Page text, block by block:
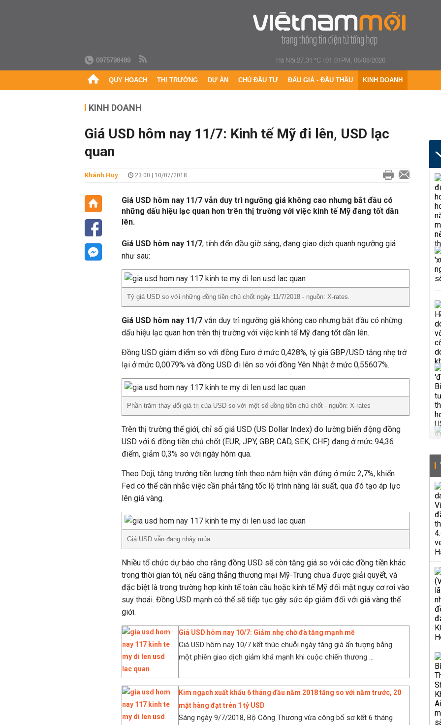
0975798489 Hà Nội 27.31 °C|01:01PM, 06/08/2026
QUY HOẠCH THỊ TRƯỜNG DỰ ÁN CHỦ ĐẦU TƯ ĐẤU GIÁ - ĐẤU THẦU KINH DOANH
KINH DOANH
Giá USD hôm nay 11/7: Kinh tế Mỹ đi lên, USD lạc
quan
Khánh Huy 23:00 | 10/07/2018
Giá USD hôm nay 11/7 vẫn duy trì ngưỡng giá không cao nhưng bắt đầu có
những dấu hiệu lạc quan hơn trên thị trường với việc kinh tế Mỹ đang tốt dần
lên.
Giá USD hôm nay 11/7, tính đến đầu giờ sáng, đang giao dịch quanh ngưỡng giá
như sau:
Tỷ giá USD so với những đồng tiền chủ chốt ngày 11/7/2018 - nguồn: X-rates.
Giá USD hôm nay 11/7 vẫn duy trì ngưỡng giá không cao nhưng bắt đầu có những
dấu hiệu lạc quan hơn trên thị trường với việc kinh tế Mỹ đang tốt dần lên.
Đồng USD giảm điểm so với đồng Euro ở mức 0,428%, tỷ giá GBP/USD tăng nhẹ trở
lại ở mức 0,0079% và đồng USD đi lên so với đồng Yên Nhật ở mức 0,55607%.
Phần trăm thay đổi giá trị của USD so với một số đồng tiền chủ chốt - nguồn: X-rates
Trên thị trường thế giới, chỉ số giá USD (US Dollar Index) đo lường biến động đồng
USD với 6 đồng tiền chủ chốt (EUR, JPY, GBP, CAD, SEK, CHF) đang ở mức 94,36
điểm, giảm 0,3% so với ngày hôm qua.
Theo Doji, tăng trưởng tiền lương tính theo năm hiện vẫn đứng ở mức 2,7%, khiến
Fed có thể cân nhắc việc cần phải tăng tốc lộ trình nâng lãi suất, qua đó tạo áp lực
lên giá vàng.
Giá USD vẫn đang nhảy múa.
Nhiều tổ chức dự báo cho rằng đồng USD sẽ còn tăng giá so với các đồng tiền khác
trong thời gian tới, nếu căng thẳng thương mại Mỹ-Trung chưa được giải quyết, và
đặc biệt là trong trường hợp kinh tế toàn cầu hoặc kinh tế Mỹ đối mặt nguy cơ rơi vào
suy thoái. Đồng USD mạnh có thể sẽ tiếp tục gây sức ép giảm đối với giá vàng thế
giới.
Giá USD hôm nay 10/7: Giảm nhẹ chờ đà tăng mạnh mẽ
Giá USD hôm nay 10/7 kết thúc chuỗi ngày tăng giá ấn tượng bằng
một phiên giao dịch giảm khá mạnh khi cuộc chiến thương ...
Kim ngạch xuất khẩu 6 tháng đầu năm 2018 tăng so với năm trước, 20
mặt hàng đạt trên 1 tỷ USD
Sáng ngày 9/7/2018, Bộ Công Thương vừa công bố sơ kết 6 tháng